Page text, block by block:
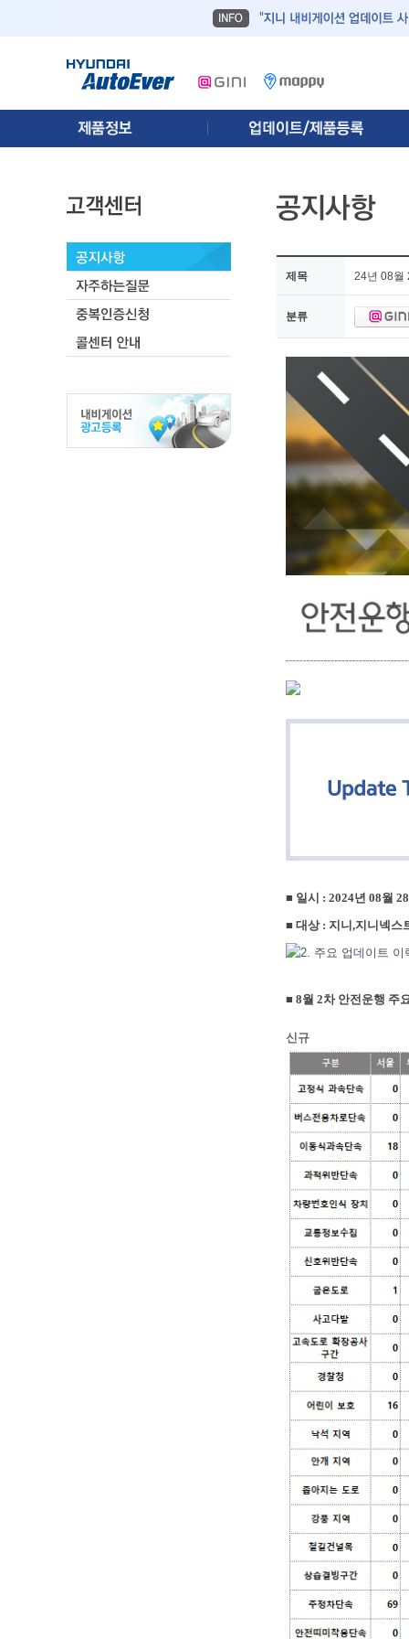
제목 24년 08월
분류
■ 일시 : 2024년 08월
■ 대상 : 지니,지니넥스
■ 8월 2차 안전운행 주
신규